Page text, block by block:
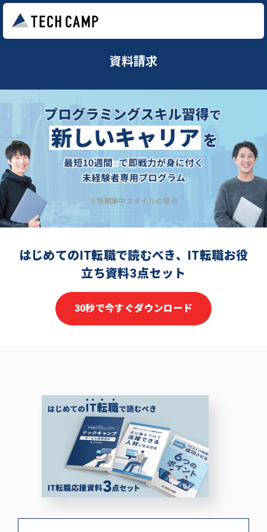
資料請求
※短期集中スタイルの場合
はじめてのIT転職で読むべき、IT転職お役
立ち資料3点セット
30秒で今すぐダウンロード